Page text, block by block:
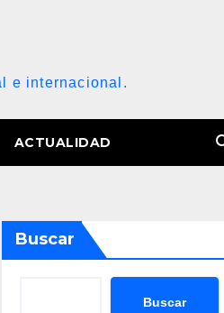
e internacional.
ACTUALIDAD
Buscar
Buscar